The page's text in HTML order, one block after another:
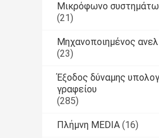
Μικρόφωνο
(21)
Μηχανοποιημένος
(23)
Έξοδος δύναμης
γραφείου
(285)
Πλήμνη MEDIA (16)